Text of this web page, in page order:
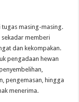
masing-masing.
memberi
dan kekompakan.
pengadaan hewan
pengemasan, hingga
menerima.